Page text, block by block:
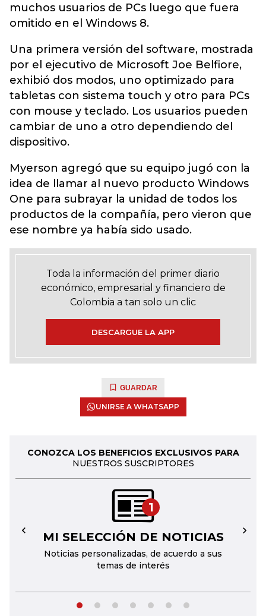
muchos usuarios de PCs luego que fuera
omitido en el Windows 8.
Una primera versión del software, mostrada
por el ejecutivo de Microsoft Joe Belfiore,
exhibió dos modos, uno optimizado para
tabletas con sistema touch y otro para PCs
con mouse y teclado. Los usuarios pueden
cambiar de uno a otro dependiendo del
dispositivo.
Myerson agregó que su equipo jugó con la
idea de llamar al nuevo producto Windows
One para subrayar la unidad de todos los
productos de la compañía, pero vieron que
ese nombre ya había sido usado.
Toda la información del primer diario
económico, empresarial y financiero de
Colombia a tan solo un clic
DESCARGUE LA APP
GUARDAR
UNIRSE A WHATSAPP
CONOZCA LOS BENEFICIOS EXCLUSIVOS PARA
NUESTROS SUSCRIPTORES
1
MI SELECCIÓN DE NOTICIAS
Noticias personalizadas, de acuerdo a sus
temas de interés
← →